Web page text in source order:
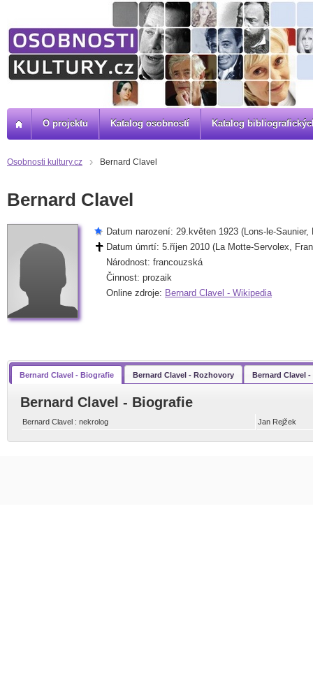
Osobnosti kultury.cz Bernard Clavel
Bernard Clavel
Datum narození: 29.květen 1923 (Lons-le-Saunier,
Datum úmrtí: 5.říjen 2010 (La Motte-Servolex,
Národnost: francouzská
Činnost: prozaik
Online zdroje: Bernard Clavel - Wikipedia
Bernard Clavel - Biografie Bernard Clavel - Rozhovory Bernard Clavel -
Bernard Clavel - Biografie
Bernard Clavel : nekrolog Jan Rejžek
O projektu Katalog osobností Katalog